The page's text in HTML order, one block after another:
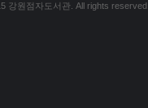
강원점자도서관. All rights reserved.